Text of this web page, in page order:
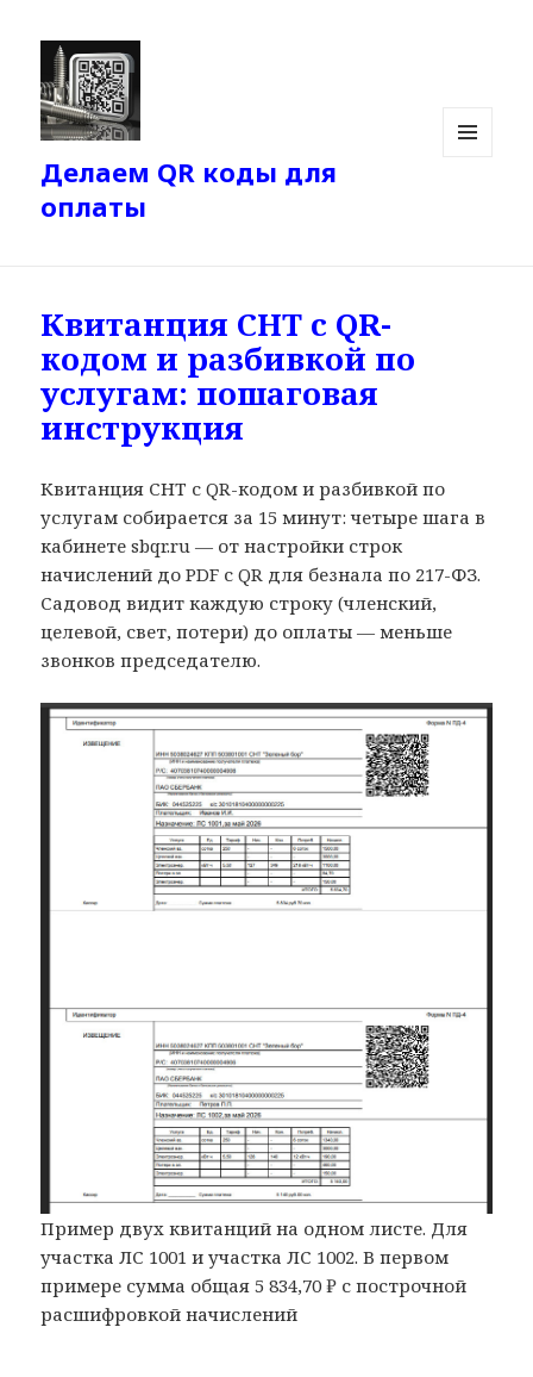
Делаем QR коды для
оплаты
Квитанция СНТ с QR-
кодом и разбивкой по
услугам: пошаговая
инструкция
Квитанция СНТ с QR-кодом и разбивкой по
услугам собирается за 15 минут: четыре шага в
кабинете sbqr.ru — от настройки строк
начислений до PDF с QR для безнала по 217-ФЗ.
Садовод видит каждую строку (членский,
целевой, свет, потери) до оплаты — меньше
звонков председателю.
Пример двух квитанций на одном листе. Для
участка ЛС 1001 и участка ЛС 1002. В первом
примере сумма общая 5 834,70 ₽ с построчной
расшифровкой начислений